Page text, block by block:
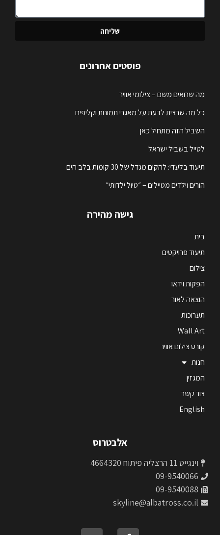
שליחה
פוסטים אחרונים
מה שרואים משם – צילומי אוויר
כל מה שרצית לדעת על מאגרי תמונות וקליפים
השביל הזה מתחיל כאן
לטייל בשביל ישראל
תיעוד בלעדי: להקים מגדל של 30 קומות בלב הים
הורים וילדים מטיילים – ״טיול ילדותי״
גישה מהירה
בית
תיעוד פרויקטים
צילום
הפקות וידאו
הוצאה לאור
תערוכות
Wall Art
קורס צילום אוויר
חנות
המגזין
צור קשר
English
אלבטרוס
וינגייט 11 הרצליה פיתוח 4664320
09-9540066
09-9540088
skyline@albatross.co.il